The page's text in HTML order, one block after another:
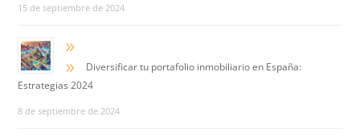
15 de septiembre de 2024
9
9
Diversificar tu portafolio inmobiliario en España:
Estrategias 2024
8 de septiembre de 2024